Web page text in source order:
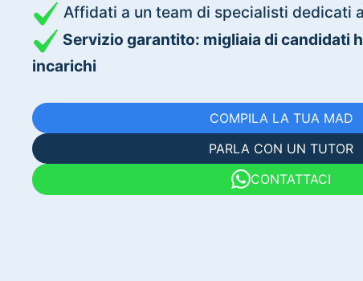
Affidati a un team di specialisti dedicati
Servizio garantito: migliaia di candidati
incarichi
COMPILA LA TUA MAD
PARLA CON UN TUTOR
CONTATTACI